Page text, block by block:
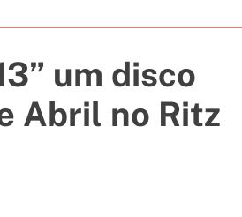
s
um disco
Abril no Ritz